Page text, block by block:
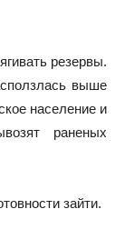
резервы.
выше
население и
раненых
зайти.